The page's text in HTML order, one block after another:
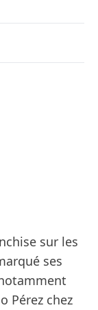
sur les
ses
Pérez chez